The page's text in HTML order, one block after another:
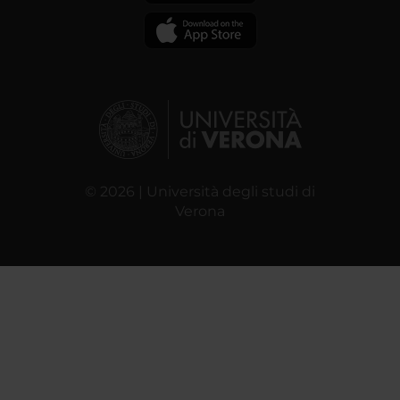
© 2026 | Università degli studi di
Verona